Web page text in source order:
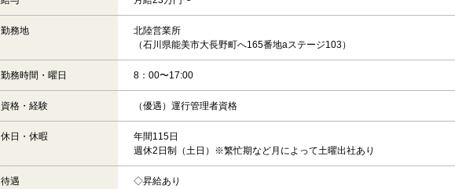
勤務地
北陸営業所
（石川県能美市大長野町へ165番地aステージ103）
勤務時間・曜日 8：00〜17:00
資格・経験 （優遇）運行管理者資格
休日・休暇
年間115日
週休2日制（土日）※繁忙期など月によって土曜出社あり
待遇
◇昇給あり